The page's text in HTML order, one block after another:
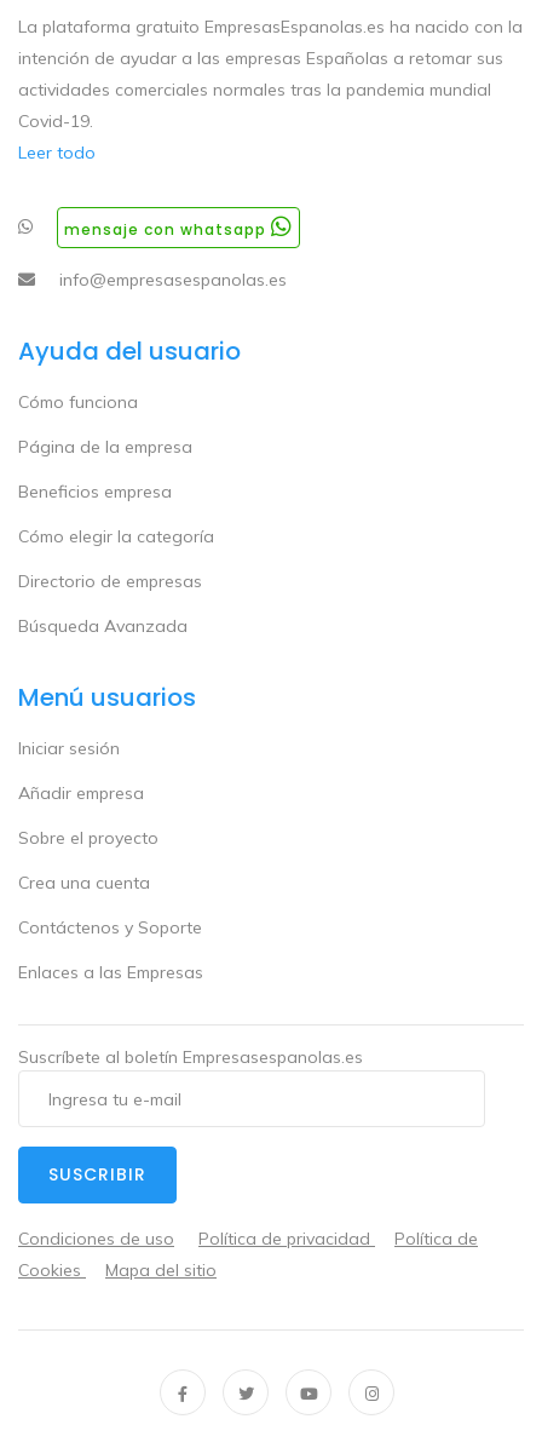
La plataforma gratuito EmpresasEspanolas.es ha nacido con la
intención de ayudar a las empresas Españolas a retomar sus
actividades comerciales normales tras la pandemia mundial
Covid-19.
Leer todo
mensaje con whatsapp
info@empresasespanolas.es
Ayuda del usuario
Cómo funciona
Página de la empresa
Beneficios empresa
Cómo elegir la categoría
Directorio de empresas
Búsqueda Avanzada
Menú usuarios
Iniciar sesión
Añadir empresa
Sobre el proyecto
Crea una cuenta
Contáctenos y Soporte
Enlaces a las Empresas
Suscríbete al boletín Empresasespanolas.es
Condiciones de uso Política de privacidad
Política de
Cookies
Mapa del sitio
SUSCRIBIR